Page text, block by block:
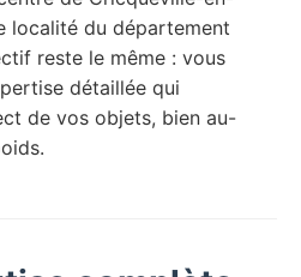
localité du département
reste le même : vous
détaillée qui
de vos objets, bien au-